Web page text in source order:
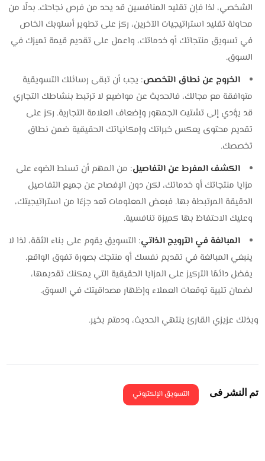
الشخصي، لذا فإن تقليد المنافسين قد يحد من فرص نجاحك. بدلًا من
محاولة تقليد استراتيجيات الآخرين، ركز على تطوير أسلوبك الخاص
في تسويق منتجاتك أو خدماتك، واعمل على تقديم قيمة تميزك في
السوق.
الخروج عن نطاق التخصص: يجب أن تبقى رسائلك التسويقية
متوافقة مع مجالك، فالحديث عن مواضيع لا ترتبط بنشاطك التجاري
قد يؤدي إلى تشتيت الجمهور وإضعاف العلامة التجارية. ركز على
تقديم محتوى يعكس خبراتك وإمكانياتك الحقيقية ضمن نطاق
تخصصك.
الكشف المفرط عن التفاصيل: من المهم أن تسلط الضوء على
مزايا منتجاتك أو خدماتك، لكن دون الإفصاح عن جميع التفاصيل
الدقيقة المرتبطة بها. فبعض المعلومات تعد جزءًا من استراتيجيتك،
وعليك الاحتفاظ بها كميزة تنافسية.
المبالغة في الترويج الذاتي: التسويق يقوم على بناء الثقة، لذا لا
ينبغي المبالغة في تقديم نفسك أو منتجك بصورة تفوق الواقع.
يفضل دائمًا التركيز على المزايا الحقيقية التي يمكنك تقديمها،
لضمان تلبية توقعات العملاء وإظهار مصداقيتك في السوق.
وبذلك عزيزي القارئ ينتهي الحديث، ودمتم بخير.
تم النشر فى التسويق الإلكتروني